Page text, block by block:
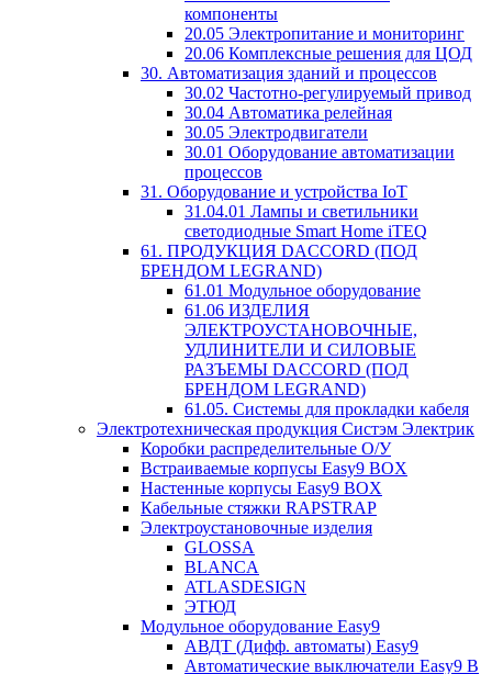
компоненты
20.05 Электропитание и мониторинг
20.06 Комплексные решения для ЦОД
30. Автоматизация зданий и процессов
30.02 Частотно-регулируемый привод
30.04 Автоматика релейная
30.05 Электродвигатели
30.01 Оборудование автоматизации
процессов
31. Оборудование и устройства IoT
31.04.01 Лампы и светильники
светодиодные Smart Home iTEQ
61. ПРОДУКЦИЯ DACCORD (ПОД
БРЕНДОМ LEGRAND)
61.01 Модульное оборудование
61.06 ИЗДЕЛИЯ
ЭЛЕКТРОУСТАНОВОЧНЫЕ,
УДЛИНИТЕЛИ И СИЛОВЫЕ
РАЗЪЕМЫ DACCORD (ПОД
БРЕНДОМ LEGRAND)
61.05. Системы для прокладки кабеля
Электротехническая продукция Систэм Электрик
Коробки распределительные О/У
Встраиваемые корпусы Easy9 BOX
Настенные корпусы Easy9 BOX
Кабельные стяжки RAPSTRAP
Электроустановочные изделия
GLOSSA
BLANCA
ATLASDESIGN
ЭТЮД
Модульное оборудование Easy9
АВДТ (Дифф. автоматы) Easy9
Автоматические выключатели Easy9 В